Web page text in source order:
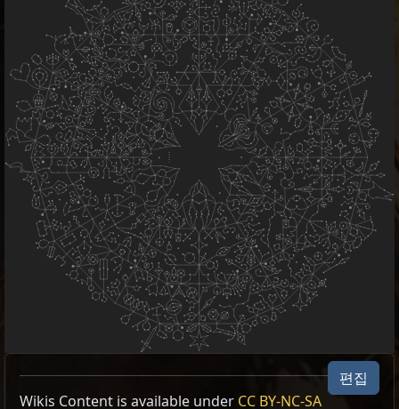
편집
Wikis Content is available under CC BY-NC-SA